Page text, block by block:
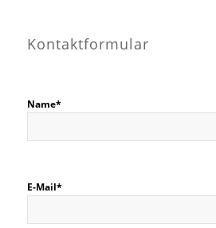
Kontaktformular
Name*
E-Mail*